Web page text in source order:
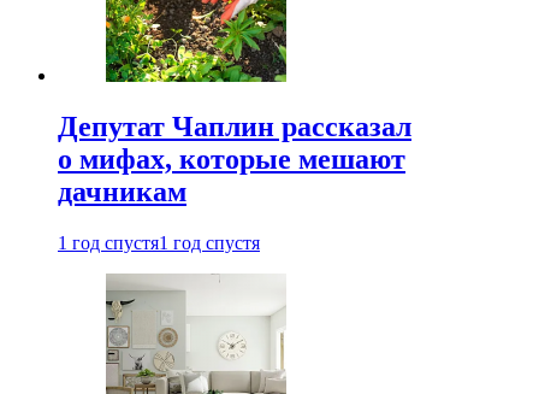
Депутат Чаплин рассказал
о мифах, которые мешают
дачникам
1 год спустя1 год спустя